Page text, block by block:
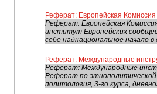
Реферат: Европейская Комиссия
Реферат: Европейская
институт Европейских
себе наднациональное начало
Реферат: Международные
Реферат: Международные
Реферат по
политология, 3-го курса,